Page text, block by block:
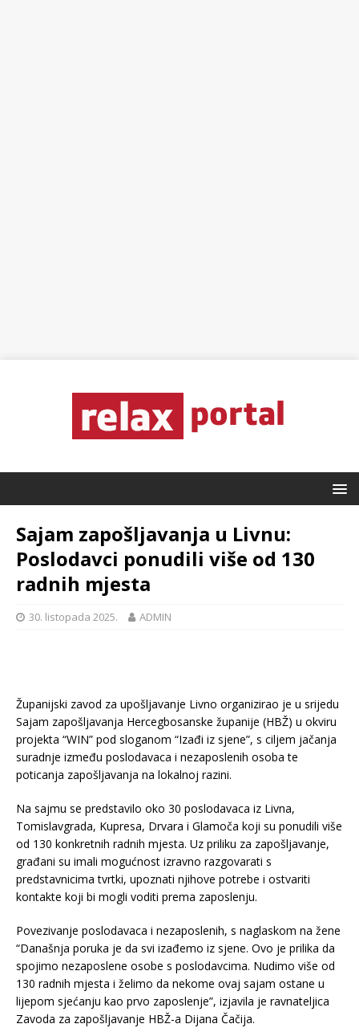
Sajam zapošljavanja u Livnu:
Poslodavci ponudili više od 130
radnih mjesta
30. listopada 2025. ADMIN
Županijski zavod za upošljavanje Livno organizirao je u srijedu
Sajam zapošljavanja Hercegbosanske županije (HBŽ) u okviru
projekta “WIN” pod sloganom “Izađi iz sjene”, s ciljem jačanja
suradnje između poslodavaca i nezaposlenih osoba te
poticanja zapošljavanja na lokalnoj razini.
Na sajmu se predstavilo oko 30 poslodavaca iz Livna,
Tomislavgrada, Kupresa, Drvara i Glamoča koji su ponudili više
od 130 konkretnih radnih mjesta. Uz priliku za zapošljavanje,
građani su imali mogućnost izravno razgovarati s
predstavnicima tvrtki, upoznati njihove potrebe i ostvariti
kontakte koji bi mogli voditi prema zaposlenju.
Povezivanje poslodavaca i nezaposlenih, s naglaskom na žene
“Današnja poruka je da svi izađemo iz sjene. Ovo je prilika da
spojimo nezaposlene osobe s poslodavcima. Nudimo više od
130 radnih mjesta i želimo da nekome ovaj sajam ostane u
lijepom sjećanju kao prvo zaposlenje”, izjavila je ravnateljica
Zavoda za zapošljavanje HBŽ-a Dijana Čačija.